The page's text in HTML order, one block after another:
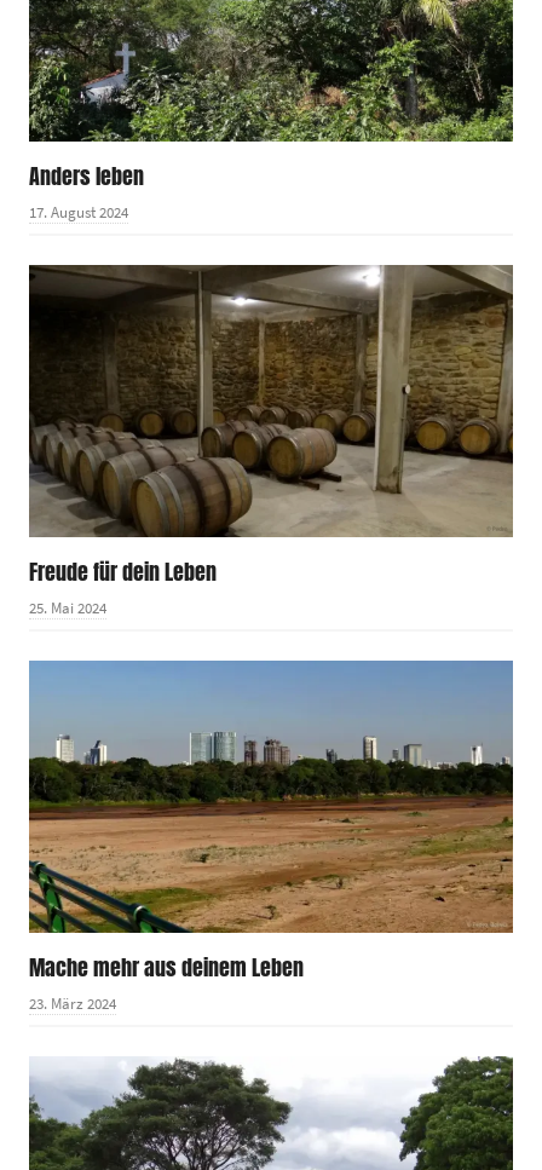
Anders leben
17. August 2024
Freude für dein Leben
25. Mai 2024
Mache mehr aus deinem Leben
23. März 2024